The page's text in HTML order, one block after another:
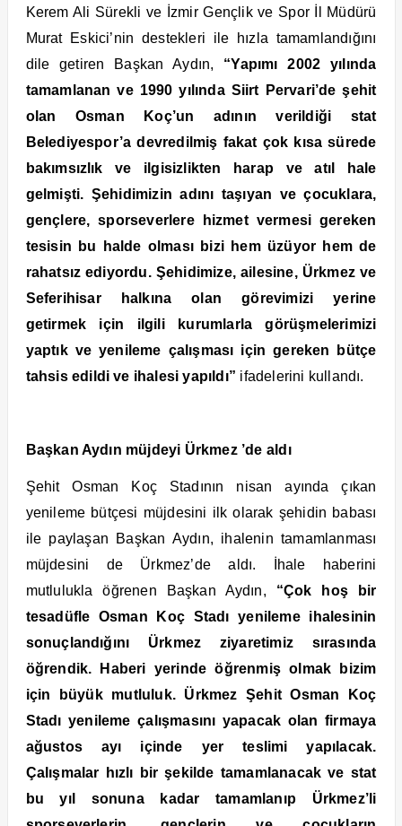
Kerem Ali Sürekli ve İzmir Gençlik ve Spor İl Müdürü
Murat Eskici’nin destekleri ile hızla tamamlandığını
dile getiren Başkan Aydın, “Yapımı 2002 yılında
tamamlanan ve 1990 yılında Siirt Pervari’de şehit
olan Osman Koç’un adının verildiği stat
Belediyespor’a devredilmiş fakat çok kısa sürede
bakımsızlık ve ilgisizlikten harap ve atıl hale
gelmişti. Şehidimizin adını taşıyan ve çocuklara,
gençlere, sporseverlere hizmet vermesi gereken
tesisin bu halde olması bizi hem üzüyor hem de
rahatsız ediyordu. Şehidimize, ailesine, Ürkmez ve
Seferihisar halkına olan görevimizi yerine
getirmek için ilgili kurumlarla görüşmelerimizi
yaptık ve yenileme çalışması için gereken bütçe
tahsis edildi ve ihalesi yapıldı” ifadelerini kullandı.
Başkan Aydın müjdeyi Ürkmez ’de aldı
Şehit Osman Koç Stadının nisan ayında çıkan
yenileme bütçesi müjdesini ilk olarak şehidin babası
ile paylaşan Başkan Aydın, ihalenin tamamlanması
müjdesini de Ürkmez’de aldı. İhale haberini
mutlulukla öğrenen Başkan Aydın, “Çok hoş bir
tesadüfle Osman Koç Stadı yenileme ihalesinin
sonuçlandığını Ürkmez ziyaretimiz sırasında
öğrendik. Haberi yerinde öğrenmiş olmak bizim
için büyük mutluluk. Ürkmez Şehit Osman Koç
Stadı yenileme çalışmasını yapacak olan firmaya
ağustos ayı içinde yer teslimi yapılacak.
Çalışmalar hızlı bir şekilde tamamlanacak ve stat
bu yıl sonuna kadar tamamlanıp Ürkmez’li